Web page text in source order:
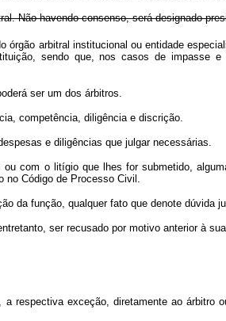
Não havendo consenso, será designado
arbitral institucional ou entidade
sendo que, nos casos de impasse
ser um dos árbitros.
competência, diligência e discrição.
e diligências que julgar necessárias.
com o litígio que lhes for submetido,
Código de Processo Civil.
da função, qualquer fato que denote dúvida
ser recusado por motivo anterior à
exceção, diretamente ao árbitro